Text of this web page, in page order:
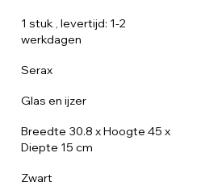
1 stuk , levertijd: 1-2
werkdagen
Serax
Glas en ijzer
Breedte 30.8 x Hoogte 45 x
Diepte 15 cm
Zwart